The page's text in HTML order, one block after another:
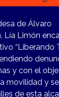
de Álvaro
Lía Limón
“Liberando
y con el
movilidad y
de esta